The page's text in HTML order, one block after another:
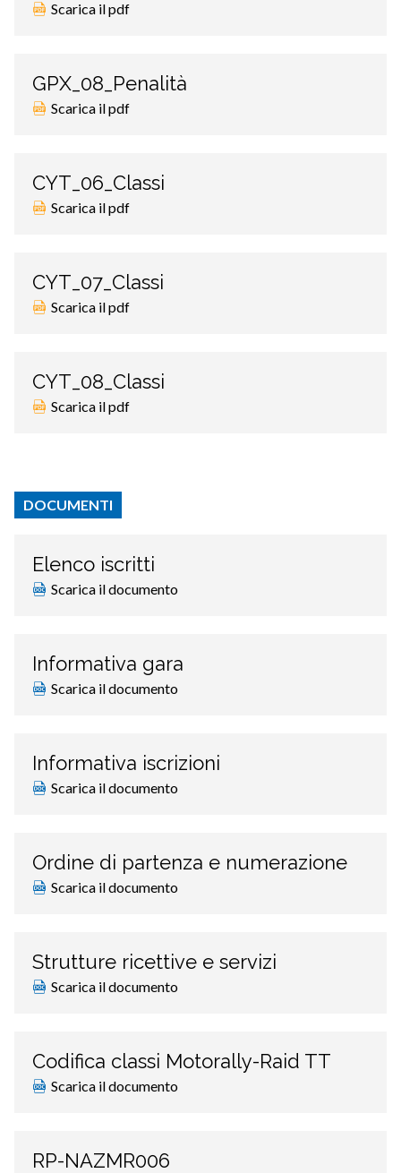
Scarica il pdf
GPX_08_Penalità
Scarica il pdf
CYT_06_Classi
Scarica il pdf
CYT_07_Classi
Scarica il pdf
CYT_08_Classi
Scarica il pdf
DOCUMENTI
Elenco iscritti
Scarica il documento
Informativa gara
Scarica il documento
Informativa iscrizioni
Scarica il documento
Ordine di partenza e numerazione
Scarica il documento
Strutture ricettive e servizi
Scarica il documento
Codifica classi Motorally-Raid TT
Scarica il documento
RP-NAZMR006